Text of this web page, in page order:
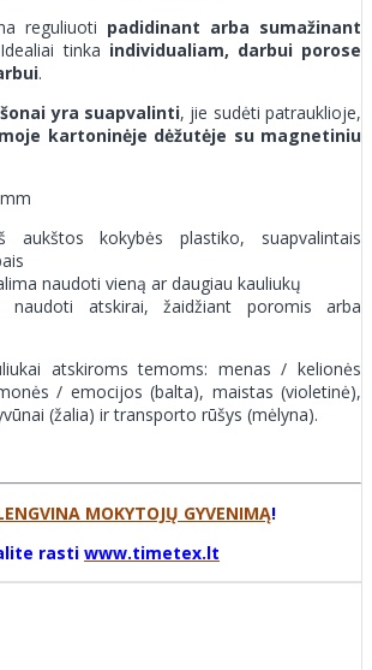
reguliuoti padidinant arba sumažinant
tinka individualiam, darbui porose
.
yra suapvalinti, jie sudėti patrauklioje,
kartoninėje dėžutėje su magnetiniu
aukštos kokybės plastiko, suapvalintais
naudoti vieną ar daugiau kauliukų
naudoti atskirai, žaidžiant poromis arba
atskiroms temoms: menas / kelionės
/ emocijos (balta), maistas (violetinė),
(žalia) ir transporto rūšys (mėlyna).
MOKYTOJŲ GYVENIMĄ!
rasti www.timetex.lt